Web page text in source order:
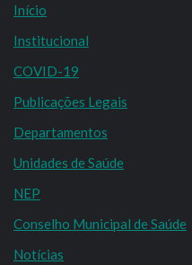
Início
Institucional
COVID-19
Publicações Legais
Departamentos
Unidades de Saúde
NEP
Conselho Municipal de Saúde
Notícias